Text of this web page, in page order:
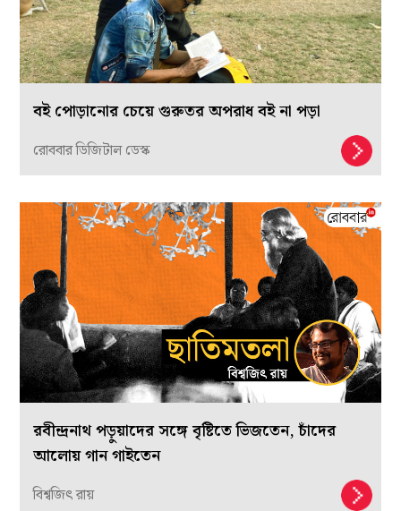
বই পোড়ানোর চেয়ে গুরুতর অপরাধ বই না পড়া
রোববার ডিজিটাল ডেস্ক
রবীন্দ্রনাথ পড়ুয়াদের সঙ্গে বৃষ্টিতে ভিজতেন, চাঁদের
আলোয় গান গাইতেন
বিশ্বজিৎ রায়